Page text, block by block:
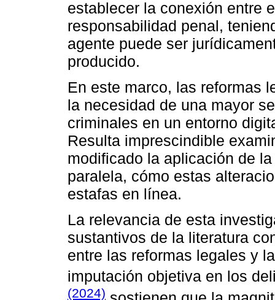
establecer la conexión entre
responsabilidad penal,
agente puede ser
producido.
En este marco, las reformas
la necesidad de una mayor
criminales en un entorno
Resulta imprescindible
modificado la aplicación de
paralela, cómo estas
estafas en línea.
La relevancia de esta
sustantivos de la literatura
entre las reformas legales y
imputación objetiva en los
(2024)